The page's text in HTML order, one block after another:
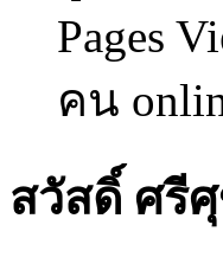
Pages
คน
สวัสดิ์ ศรี